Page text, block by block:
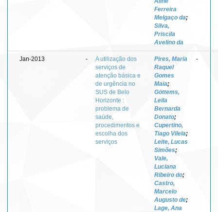
Ferreira
Melgaço da;
Silva,
Priscila
Avelino da
Jan-2013 -
A utilização dos
serviços de
atenção básica e
de urgência no
SUS de Belo
Horizonte :
problema de
saúde,
procedimentos e
escolha dos
serviços
Pires, Maria
Raquel
Gomes
Maia;
Göttems,
Leila
Bernarda
Donato;
Cupertino,
Tiago Vilela;
Leite, Lucas
Simões;
Vale,
Luciana
Ribeiro do;
Castro,
Marcelo
Augusto de;
Lage, Ana
-